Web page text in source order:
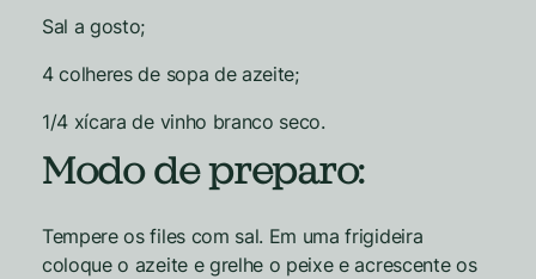
Sal a gosto;
4 colheres de sopa de azeite;
1/4 xícara de vinho branco seco.
Modo de preparo:
Tempere os files com sal. Em uma frigideira
coloque o azeite e grelhe o peixe e acrescente os